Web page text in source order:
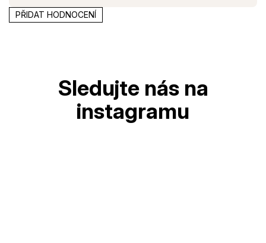
PŘIDAT HODNOCENÍ